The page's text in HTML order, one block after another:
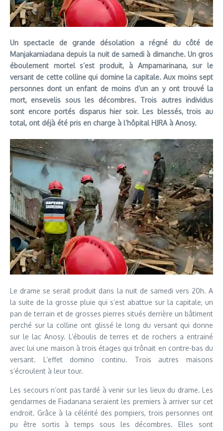
Un spectacle de grande désolation a régné du côté de
Manjakamiadana depuis la nuit de samedi à dimanche. Un gros
éboulement mortel s’est produit, à Ampamarinana, sur le
versant de cette colline qui domine la capitale. Aux moins sept
personnes dont un enfant de moins d’un an y ont trouvé la
mort, ensevelis sous les décombres. Trois autres individus
sont encore portés disparus hier soir. Les blessés, trois au
total, ont déjà été pris en charge à l’hôpital HJRA à Anosy.
Le drame se serait produit dans la nuit de samedi vers 20h. A
la suite de la grosse pluie qui s’est abattue sur la capitale, un
pan de terrain et de grosses pierres situés derrière un bâtiment
perché sur la colline ont glissé le long du versant qui donne
sur le lac Anosy. L’éboulis de terres et de rochers a entrainé
avec lui une maison à trois étages qui trônait en contre-bas du
versant. L’effet domino continu. Trois autres maisons
s’écroulent à leur tour.
Les secours n’ont pas tardé à venir sur les lieux du drame. Les
gendarmes de Fiadanana seraient les premiers à arriver sur cet
endroit. Grâce à la célérité des pompiers, trois personnes ont
pu être sortis à temps sous les décombres. Elles sont